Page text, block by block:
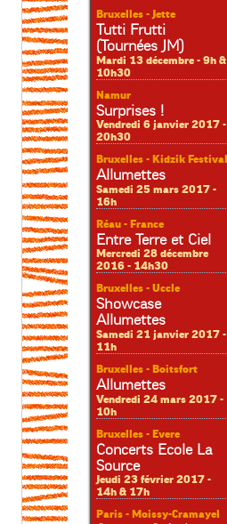
Bruxelles - Jette
Tutti Frutti
(Tournées JM)
Mardi 13 décembre - 9h &
10h30
Namur
Surprises !
Vendredi 6 janvier 2017 -
20h30
Bruxelles - Kidzik Festival
Allumettes
Samedi 25 mars 2017 -
16h
Réau - France
Entre Terre et Ciel
Mercredi 28 décembre
2016 - 14h30
Bruxelles - Uccle
Showcase
Allumettes
Samedi 21 janvier 2017 -
11h
Bruxelles - Boitsfort
Allumettes
Vendredi 24 mars 2017 -
10h
Bruxelles - Evere
Concerts Ecole La
Source
Jeudi 23 février 2017 -
14h & 17h
Paris - Moissy-Cramayel